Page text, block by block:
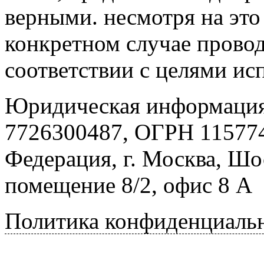
верными. несмотря на
конкретном случае
соответствии с целями
Юридическая
7726300487, ОГРН
Федерация, г. Москва,
помещение 8/2, офис 8 А
Политика